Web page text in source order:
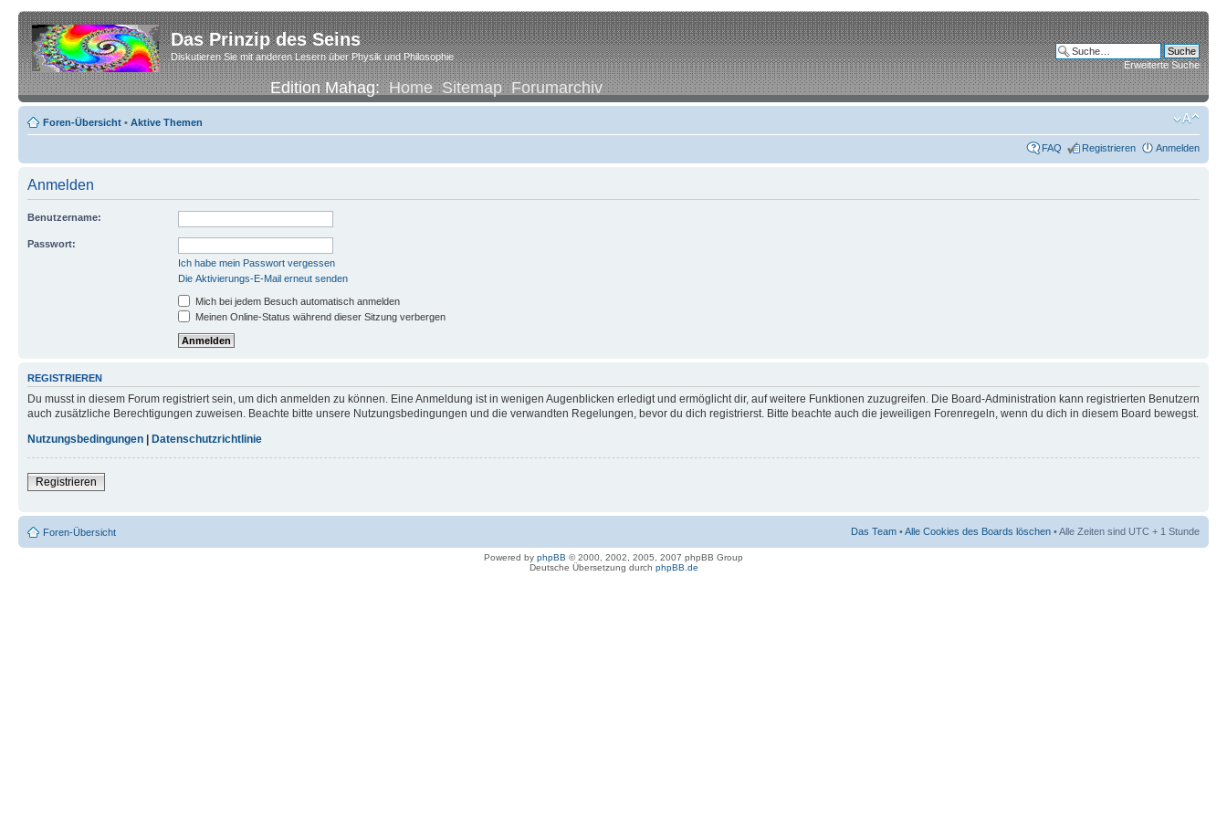
Das Prinzip des Seins
Diskutieren Sie mit anderen Lesern über Physik und Philosophie
Edition Mahag:Home Sitemap Forumarchiv
Erweiterte Suche
Foren-Übersicht • Aktive Themen
FAQ Registrieren Anmelden
Anmelden
Benutzername:
Passwort:
Ich habe mein Passwort vergessen
Die Aktivierungs-E-Mail erneut senden
Mich bei jedem Besuch automatisch anmelden
Meinen Online-Status während dieser Sitzung verbergen
REGISTRIEREN
Du musst in diesem Forum registriert sein, um dich anmelden zu können. Eine Anmeldung ist in wenigen Augenblicken erledigt und ermöglicht dir, auf weitere Funktionen zuzugreifen. Die Board-Administration kann registrierten Benutzern
auch zusätzliche Berechtigungen zuweisen. Beachte bitte unsere Nutzungsbedingungen und die verwandten Regelungen, bevor du dich registrierst. Bitte beachte auch die jeweiligen Forenregeln, wenn du dich in diesem Board bewegst.
Nutzungsbedingungen
Datenschutzrichtlinie
Registrieren
Foren-Übersicht Das Team •Alle Cookies des Boards löschen • Alle Zeiten sind UTC + 1 Stunde
Powered by phpBB © 2000, 2002, 2005, 2007 phpBB Group
Deutsche Übersetzung durch phpBB.de